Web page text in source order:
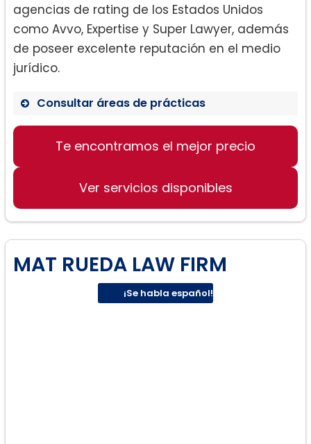
agencias de rating de los Estados Unidos
como Avvo, Expertise y Super Lawyer, además
de poseer excelente reputación en el medio
jurídico.
Consultar áreas de prácticas
Juicios con jurado.
Juicios privados.
Lesiones personales.
Divorcio complejo y de alto
patrimonio:
Te encontramos el mejor precio
Ver servicios disponibles
MAT RUEDA LAW FIRM
¡Se habla español!